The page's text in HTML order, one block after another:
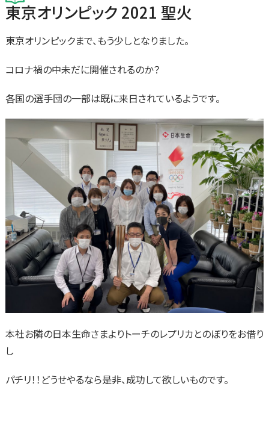
東京オリンピック 2021 聖火
東京オリンピックまで、もう少しとなりました。
コロナ禍の中未だに開催されるのか？
各国の選手団の一部は既に来日されているようです。
本社お隣の日本生命さまよりトーチのレプリカとのぼりをお借り
し
パチリ！！どうせやるなら是非、成功して欲しいものです。